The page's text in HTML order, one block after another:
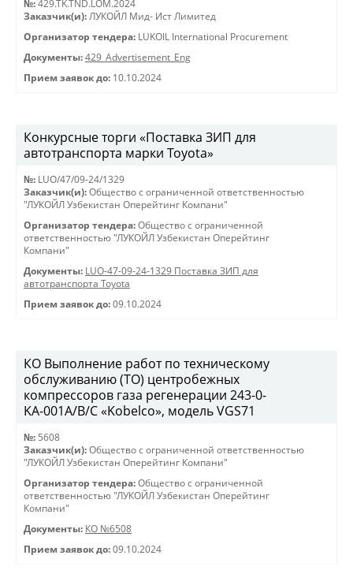
№: 429.TK.TND.LOM.2024
Заказчик(и): ЛУКОЙЛ Мид- Ист Лимитед
Организатор тендера: LUKOIL International Procurement
Документы: 429_Advertisement_Eng
Прием заявок до: 10.10.2024
Конкурсные торги «Поставка ЗИП для
автотранспорта марки Toyota»
№: LUO/47/09-24/1329
Заказчик(и): Общество с ограниченной ответственностью
"ЛУКОЙЛ Узбекистан Оперейтинг Компани"
Организатор тендера: Общество с ограниченной
ответственностью "ЛУКОЙЛ Узбекистан Оперейтинг
Компани"
Документы: LUO-47-09-24-1329 Поставка ЗИП для
автотранспорта Toyota
Прием заявок до: 09.10.2024
КО Выполнение работ по техническому
обслуживанию (ТО) центробежных
компрессоров газа регенерации 243-0-
KА-001А/В/С «Kobelco», модель VGS71
№: 5608
Заказчик(и): Общество с ограниченной ответственностью
"ЛУКОЙЛ Узбекистан Оперейтинг Компани"
Организатор тендера: Общество с ограниченной
ответственностью "ЛУКОЙЛ Узбекистан Оперейтинг
Компани"
Документы: КО №6508
Прием заявок до: 09.10.2024